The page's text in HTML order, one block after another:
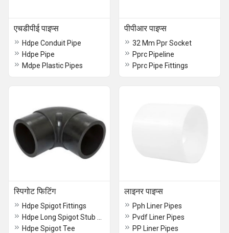
एचडीपीई पाइप्स
Hdpe Conduit Pipe
Hdpe Pipe
Mdpe Plastic Pipes
पीपीआर पाइप्स
32 Mm Ppr Socket
Pprc Pipeline
Pprc Pipe Fittings
स्पिगोट फिटिंग
Hdpe Spigot Fittings
Hdpe Spigot Tee
लाइनर पाइप्स
Pph Liner Pipes
Pvdf Liner Pipes
PP Liner Pipes